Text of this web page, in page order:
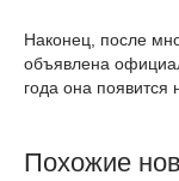
Наконец, после
объявлена
года она появится
Похожие